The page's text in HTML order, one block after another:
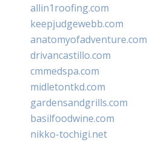
allin1roofing.com
keepjudgewebb.com
anatomyofadventure.com
drivancastillo.com
cmmedspa.com
midletontkd.com
gardensandgrills.com
basilfoodwine.com
nikko-tochigi.net